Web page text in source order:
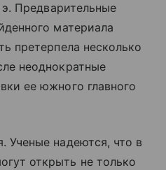
Предварительные
материала
претерпела несколько
неоднократные
ее южного главного
Ученые надеются, что в
открыть не только